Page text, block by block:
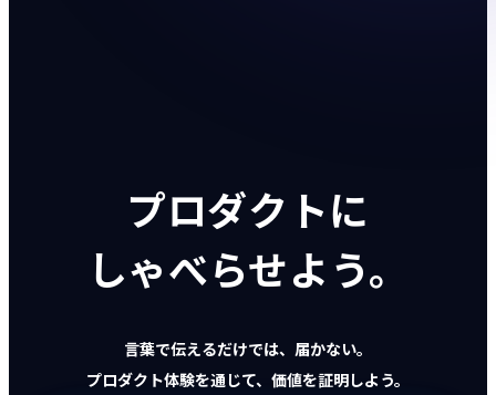
プロダクトに
しゃべらせよう。
言葉で伝えるだけでは、届かない。
プロダクト体験を通じて、価値を証明しよう。